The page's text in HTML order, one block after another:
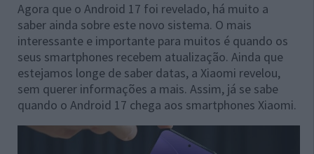
Agora que o Android 17 foi revelado, há muito a
saber ainda sobre este novo sistema. O mais
interessante e importante para muitos é quando os
seus smartphones recebem atualização. Ainda que
estejamos longe de saber datas, a Xiaomi revelou,
sem querer informações a mais. Assim, já se sabe
quando o Android 17 chega aos smartphones Xiaomi.